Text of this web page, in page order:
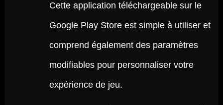
Cette application téléchargeable sur le
Google Play Store est simple à utiliser et
comprend également des paramètres
modifiables pour personnaliser votre
expérience de jeu.